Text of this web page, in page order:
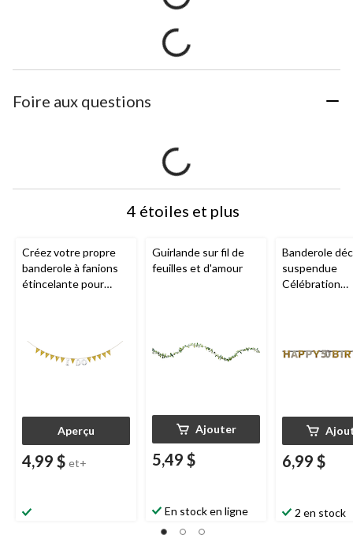
Foire aux questions
4 étoiles et plus
Créez votre propre
banderole à fanions
étincelante pour
Aperçu
4,99 $ et+
Guirlande sur fil de
feuilles et d'amour
Ajouter
5,49 $
En stock en ligne
Banderole
suspendue
Célébration
po, pour fête
d'anniversaire
6,99 $
2 en stock